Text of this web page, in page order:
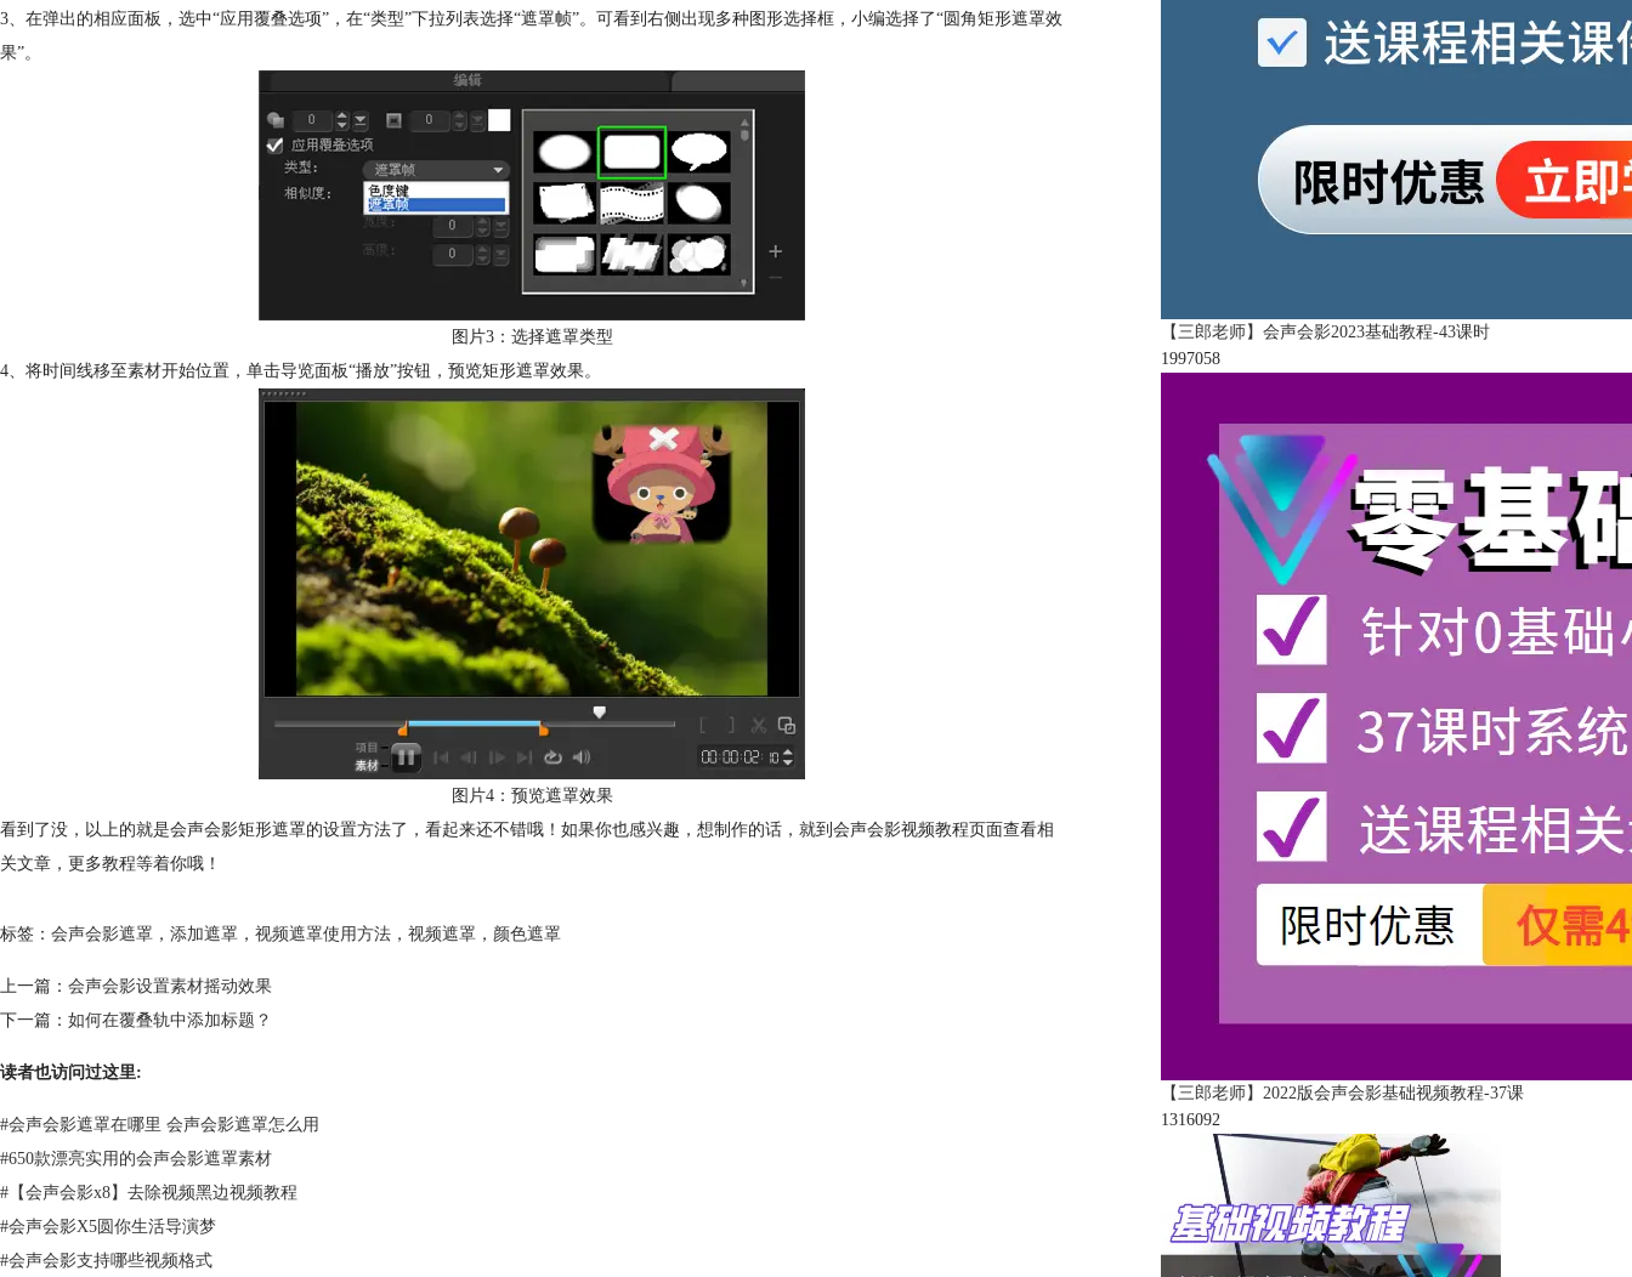
3、在弹出的相应面板，选中“应用覆叠选项”，在“类型”下拉列表选择“遮罩帧”。可看到右侧出现多种图形选择框，小编选择了“圆角矩形遮罩效
果”。
图片3：选择遮罩类型
4、将时间线移至素材开始位置，单击导览面板“播放”按钮，预览矩形遮罩效果。
图片4：预览遮罩效果
看到了没，以上的就是会声会影矩形遮罩的设置方法了，看起来还不错哦！如果你也感兴趣，想制作的话，就到会声会影视频教程页面查看相
关文章，更多教程等着你哦！
标签： 会声会影遮罩 ， 添加遮罩 ， 视频遮罩使用方法 ， 视频遮罩 ， 颜色遮罩
上一篇： 会声会影设置素材摇动效果
下一篇： 如何在覆叠轨中添加标题？
读者也访问过这里:
#会声会影遮罩在哪里 会声会影遮罩怎么用
#650款漂亮实用的会声会影遮罩素材
# 【会声会影x8】去除视频黑边视频教程
#会声会影X5圆你生活导演梦
#会声会影支持哪些视频格式
【三郎老师】会声会影2023基础教程-43课时
1997058
【三郎老师】2022版会声会影基础视频教程-37课
1316092